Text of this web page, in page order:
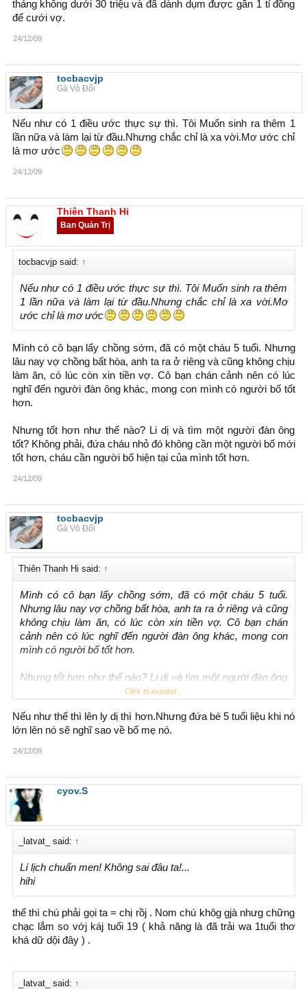
tháng không dưới 30 triệu và đã dành dụm được gần 1 tỉ đồng
để cưới vợ.
24/12/09
tocbacvjp
Gà Vô Đối
Nếu như có 1 điều ước thực sự thì. Tôi Muốn sinh ra thêm 1
lần nữa và làm lại từ đầu.Nhưng chắc chỉ là xa vời.Mơ ước chỉ
là mơ ước
24/12/09
Thiên Thanh Hi
Ban Quản Trị
tocbacvjp said: ↑
Nếu như có 1 điều ước thực sự thì. Tôi Muốn sinh ra thêm
1 lần nữa và làm lại từ đầu.Nhưng chắc chỉ là xa vời.Mơ
ước chỉ là mơ ước
Mình có cô bạn lấy chồng sớm, đã có một cháu 5 tuổi. Nhưng
lâu nay vợ chồng bất hòa, anh ta ra ở riêng và cũng không chịu
làm ăn, có lúc còn xin tiền vợ. Cô bạn chán cảnh nên có lúc
nghĩ đến người đàn ông khác, mong con mình có người bố tốt
hơn.
Nhưng tốt hơn như thế nào? Li dị và tìm một người đàn ông
tốt? Không phải, đứa cháu nhỏ đó không cần một người bố mới
tốt hơn, cháu cần người bố hiện tại của mình tốt hơn.
24/12/09
tocbacvjp
Gà Vô Đối
Thiên Thanh Hi said: ↑
Mình có cô bạn lấy chồng sớm, đã có một cháu 5 tuổi.
Nhưng lâu nay vợ chồng bất hòa, anh ta ra ở riêng và cũng
không chịu làm ăn, có lúc còn xin tiền vợ. Cô bạn chán
cảnh nên có lúc nghĩ đến người đàn ông khác, mong con
mình có người bố tốt hơn.
Nhưng tốt hơn như thế nào? Li dị và tìm một người đàn ông
tốt? Không phải, đứa cháu nhỏ đó không cần một người bố
Click to expand...
Nếu như thế thì lên ly dị thì hơn.Nhưng đứa bé 5 tuổi liệu khi nó
lớn lên nó sẽ nghĩ sao về bố mẹ nó.
24/12/09
cyov.S
_latvat_ said: ↑
Lí lịch chuẩn men! Không sai đâu ta!...
hihi
thế thì chú phải gọi ta = chị rồj . Nom chú khôg gjà nhưg chững
chạc lắm so vớj káj tuổi 19 ( khả năng là đã trải wa 1tuổi thơ
khá dữ dội đây ) .
_latvat_ said: ↑